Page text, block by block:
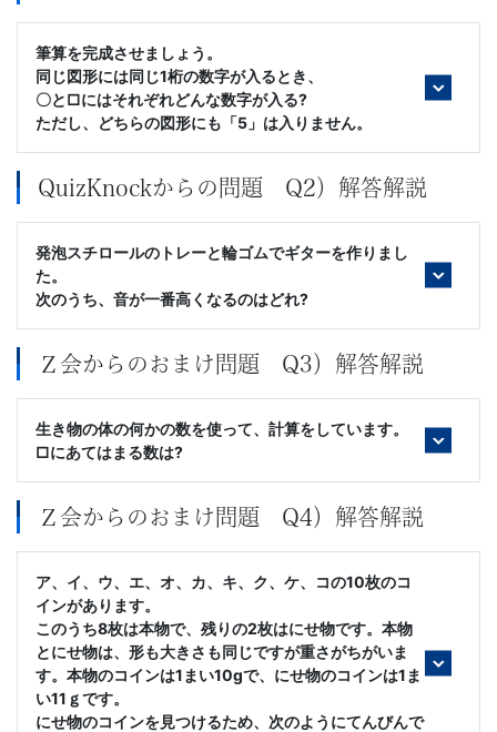
筆算を完成させましょう。
同じ図形には同じ1桁の数字が入るとき、
〇と□にはそれぞれどんな数字が入る?
ただし、どちらの図形にも「5」は入りません。
QuizKnockからの問題 Q2）解答解説
発泡スチロールのトレーと輪ゴムでギターを作りまし
た。
次のうち、音が一番高くなるのはどれ?
Ｚ会からのおまけ問題 Q3）解答解説
生き物の体の何かの数を使って、計算をしています。
□にあてはまる数は?
Ｚ会からのおまけ問題 Q4）解答解説
ア、イ、ウ、エ、オ、カ、キ、ク、ケ、コの10枚のコ
インがあります。
このうち8枚は本物で、残りの2枚はにせ物です。本物
とにせ物は、形も大きさも同じですが重さがちがいま
す。本物のコインは1まい10gで、にせ物のコインは1ま
い11ｇです。
にせ物のコインを見つけるため、次のようにてんびんで